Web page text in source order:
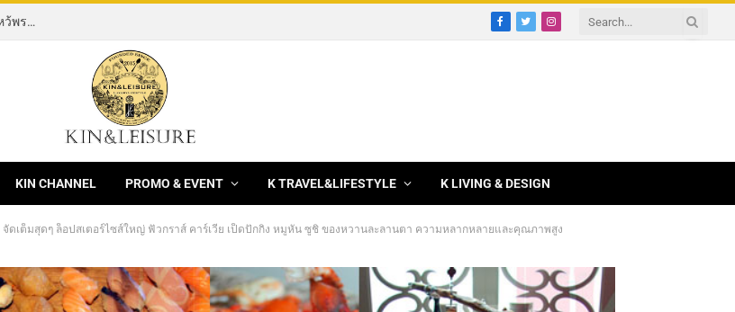
[News] 3 ร้านอาหารจีนชั้นนำ XianYuan, Hei yin และ Hong Kong Fisherman ฉลองเทศกาลมงคลไหว้พระจันทร์ 2569 / 2026 ด้วยมูนเค้กพรีเมียม
Facebook
TwitterInstagram
KIN CHANNEL PROMO & EVENT K TRAVEL&LIFESTYLE K LIVING & DESIGN
เต็มสุดๆ ล็อปสเตอร์ไซส์ใหญ่ ฟัวกราส์ คาร์เวีย เป็ดปักกิ่ง หมูหัน ซูชิ ของหวานละลานตา ความหลากหลายและคุณภาพสูง